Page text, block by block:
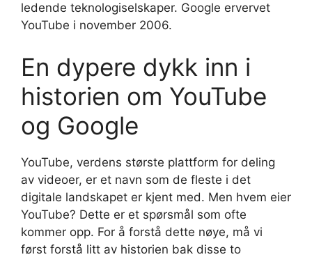
ledende teknologiselskaper. Google ervervet
YouTube i november 2006.
En dypere dykk inn i
historien om YouTube
og Google
YouTube, verdens største plattform for deling
av videoer, er et navn som de fleste i det
digitale landskapet er kjent med. Men hvem eier
YouTube? Dette er et spørsmål som ofte
kommer opp. For å forstå dette nøye, må vi
først forstå litt av historien bak disse to